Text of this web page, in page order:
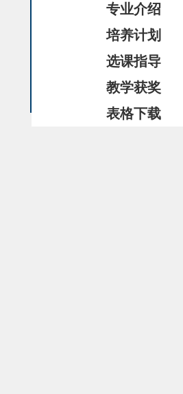
专业介绍
培养计划
选课指导
教学获奖
表格下载